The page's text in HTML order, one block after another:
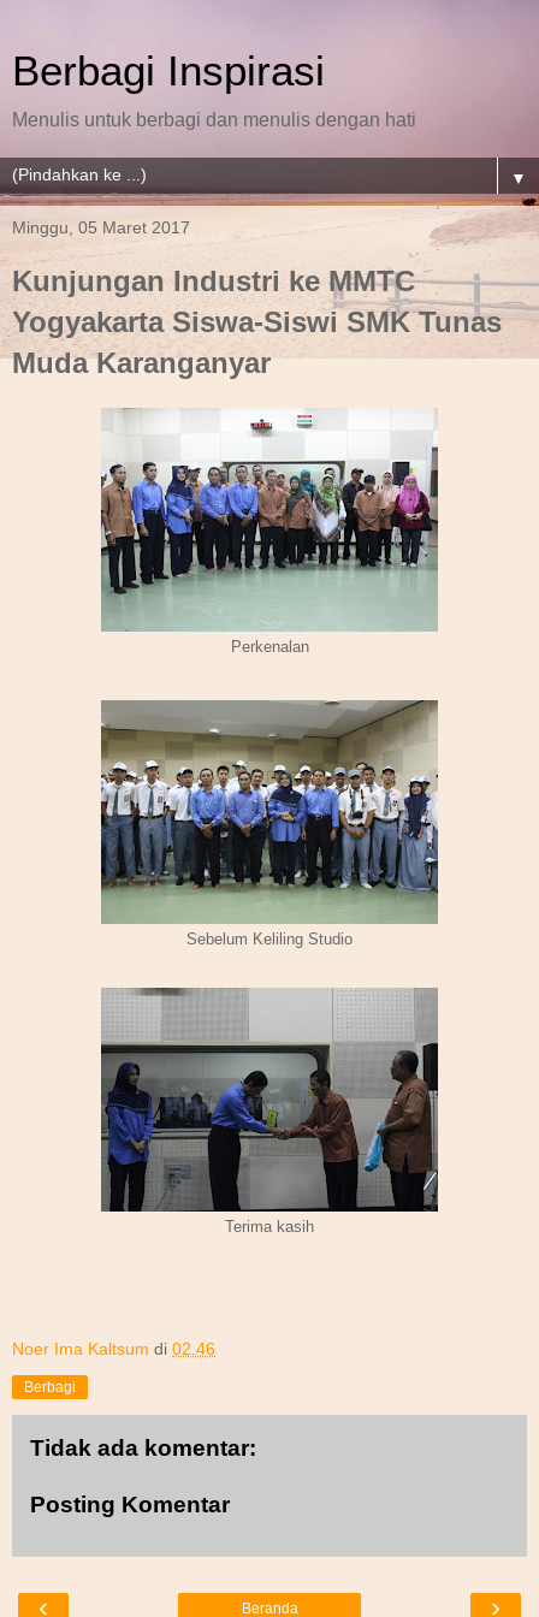
Berbagi Inspirasi
Menulis untuk berbagi dan menulis dengan hati
▼
Minggu, 05 Maret 2017
Kunjungan Industri ke MMTC
Yogyakarta Siswa-Siswi SMK Tunas
Muda Karanganyar
Perkenalan
Sebelum Keliling Studio
Terima kasih
Noer Ima Kaltsum di 02.46
Berbagi
Tidak ada komentar:
Posting Komentar
‹ ›
Beranda